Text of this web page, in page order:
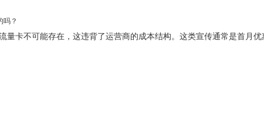
吗？
量卡不可能存在，这违背了运营商的成本结构。这类宣传通常是首月